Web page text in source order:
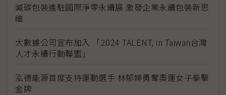
減碳包裝進駐國際淨零永續展 激發企業永續包裝新思
維
大數據公司宣布加入 「2024 TALENT, in Taiwan台灣
人才永續行動聯盟」
泓德能源首度支持運動選手 林郁婷勇奪奧運女子拳擊
金牌